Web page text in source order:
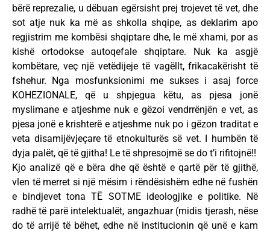
bërë reprezalie, u dëbuan egërsisht prej trojevet të vet, dhe
sot atje nuk ka më as shkolla shqipe, as deklarim apo
regjistrim me kombësi shqiptare dhe, le më xhami, por as
kishë ortodokse autoqefale shqiptare. Nuk ka asgjë
kombëtare, veç një vetëdijeje të vagëllt, frikacakërisht të
fshehur. Nga mosfunksionimi me sukses i asaj force
KOHEZIONALE, që u shpjegua këtu, as pjesa jonë
myslimane e atjeshme nuk e gëzoi vendrrënjën e vet, as
pjesa jonë e krishterë e atjeshme nuk po i gëzon traditat e
veta disamijëvjeçare të etnokulturës së vet. I humbën të
dyja palët, që të gjitha! Le të shpresojmë se do t’i rifitojnë!!
Kjo analizë që e bëra dhe që është e qartë për të gjithë,
vlen të merret si një mësim i rëndësishëm edhe në fushën
e bindjevet tona TË SOTME ideologjike e politike. Në
radhë të parë intelektualët, angazhuar (midis tjerash, nëse
do të arrijë të bëhet, edhe në institucionin që unë e kam